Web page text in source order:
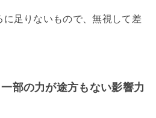
に足りないもので、無視して差
部の力が途方もない影響力